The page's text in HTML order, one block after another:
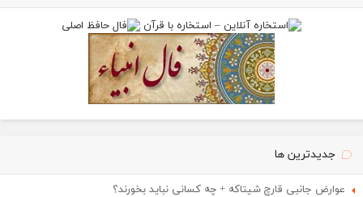
جدیدترین ها
عوارض جانبی قارچ شیتاکه + چه کسانی نباید بخورند؟